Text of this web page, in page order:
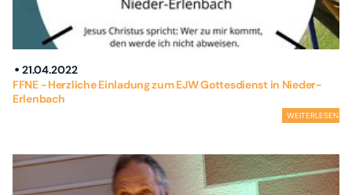
21.04.2022
FFNE - Herzliche Einladung zum EJW Gottesdienst in Nieder-
Erlenbach
WEITERLESEN